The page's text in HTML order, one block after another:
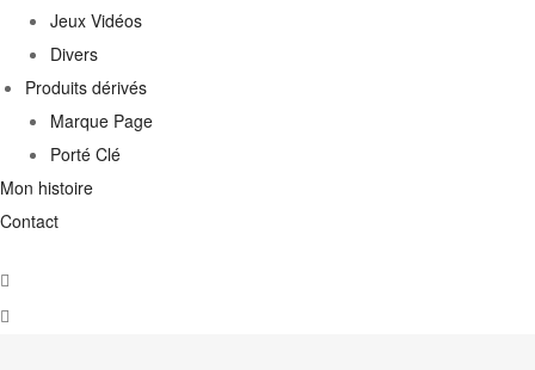
Jeux Vidéos
Divers
Produits dérivés
Marque Page
Porté Clé
Mon histoire
Contact